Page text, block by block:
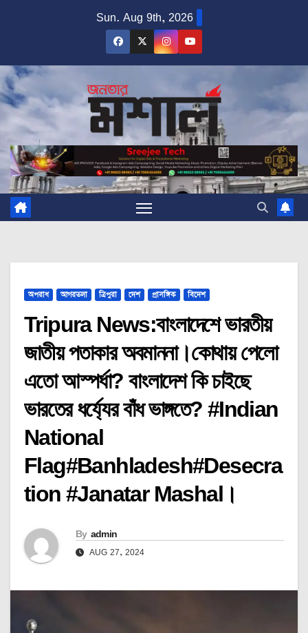
Sun. Aug 9th, 2026
অপরাধ আগরতলা ত্রিপুরা দেশ প্রাসঙ্গিক বিদেশ
Tripura News:বাংলাদেশে ভারতীয়
জাতীয় পতাকার অবমাননা।কোথায় পেলো
এতো আস্পর্ধা? বাংলাদেশ কি চাইছে
ভারতের ধর্য্যের বাঁধ ভাঙ্গতে? #Indian
National
Flag#Banhladesh#Desecra
tion #Janatar Mashal।
By admin
AUG 27, 2024